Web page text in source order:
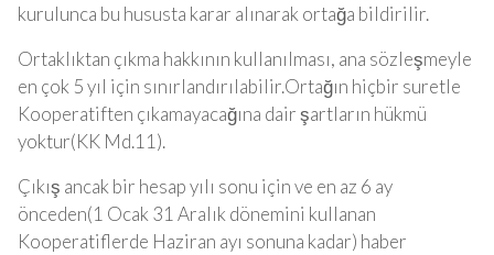
kurulunca bu hususta karar alınarak ortağa bildirilir.
Ortaklıktan çıkma hakkının kullanılması, ana sözleşmeyle
en çok 5 yıl için sınırlandırılabilir.Ortağın hiçbir suretle
Kooperatiften çıkamayacağına dair şartların hükmü
yoktur(KK Md.11).
Çıkış ancak bir hesap yılı sonu için ve en az 6 ay
önceden(1 Ocak 31 Aralık dönemini kullanan
Kooperatiflerde Haziran ayı sonuna kadar) haber